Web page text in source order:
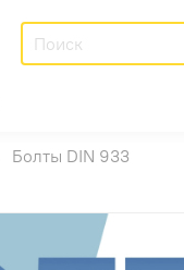
Болты DIN 933